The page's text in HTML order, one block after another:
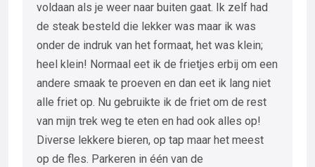
voldaan als je weer naar buiten gaat. Ik zelf had
de steak besteld die lekker was maar ik was
onder de indruk van het formaat, het was klein;
heel klein! Normaal eet ik de frietjes erbij om een
andere smaak te proeven en dan eet ik lang niet
alle friet op. Nu gebruikte ik de friet om de rest
van mijn trek weg te eten en had ook alles op!
Diverse lekkere bieren, op tap maar het meest
op de fles. Parkeren in één van de